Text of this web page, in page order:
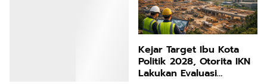
Kejar Target Ibu Kota
Politik 2028, Otorita IKN
Lakukan Evaluasi